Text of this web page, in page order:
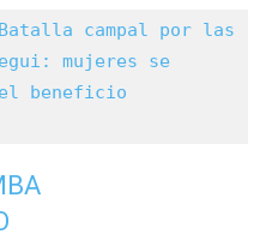
Batalla campal por las
mujeres se
beneficio